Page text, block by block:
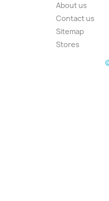
About us
Contact us
Sitemap
Stores